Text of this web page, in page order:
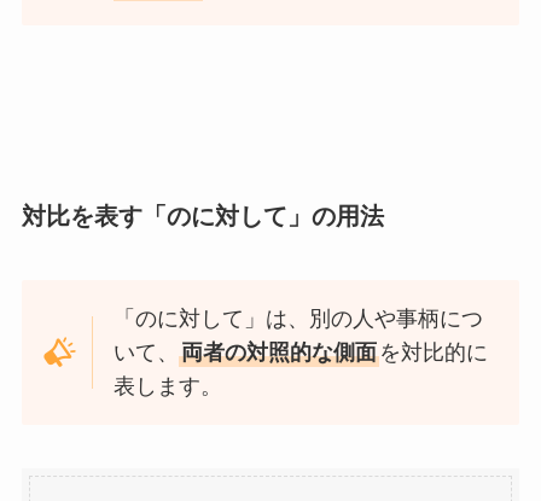
対比を表す「のに対して」の用法
「のに対して」は、別の人や事柄につ
いて、両者の対照的な側面を対比的に
表します。